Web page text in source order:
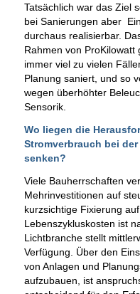
Tatsächlich war das Ziel
bei Sanierungen aber
durchaus realisierbar.
Rahmen von
immer viel zu vielen
Planung saniert, und so
wegen überhöhter
Sensorik.
Wo liegen die
Stromverbrauch bei
senken?
Viele Bauherrschaften
Mehrinvestitionen auf
kurzsichtige Fixierung
Lebenszykluskosten ist
Lichtbranche stellt
Verfügung. Über den
von Anlagen und
aufzubauen, ist